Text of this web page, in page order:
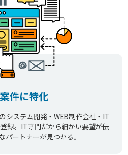
件に特化
システム開発・WEB制作会社・IT
録。IT専門だから細かい要望が伝
パートナーが見つかる。